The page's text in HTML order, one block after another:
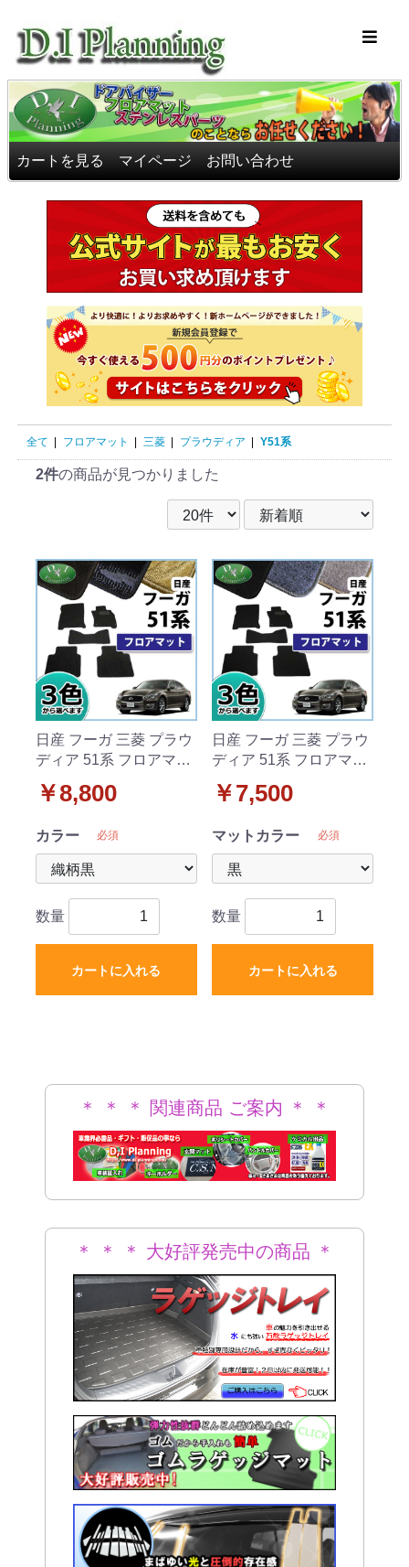
カートを見る マイページ お問い合わせ
全て | フロアマット | 三菱 | プラウディア | Y51系
2件の商品が見つかりました
日産 フーガ 三菱 プラウ
ディア 51系 フロアマッ
ーズ 社外新品
￥8,800
カラー 必須
数量
カートに入れる
日産 フーガ 三菱 プラウ
ディア 51系 フロアマッ
ズ 社外新品
￥7,500
マットカラー 必須
数量
カートに入れる
＊ ＊ ＊ 関連商品 ご案内 ＊ ＊
＊
＊ ＊ ＊ 大好評発売中の商品 ＊
＊ ＊